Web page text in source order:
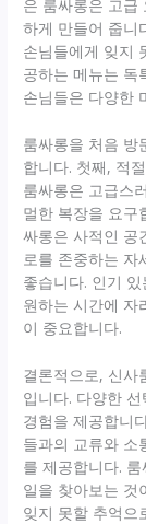
은 룸싸롱은 고급
하게 만들어 줍니
손님들에게 잊지
공하는 메뉴는 독
손님들은 다양한
룸싸롱을 처음 방
합니다. 첫째, 적
룸싸롱은 고급스
멀한 복장을 요구
싸롱은 사적인 공
로를 존중하는 자
좋습니다. 인기
원하는 시간에 자
이 중요합니다.
결론적으로, 신사
입니다. 다양한
경험을 제공합니
들과의 교류와 소
를 제공합니다.
일을 찾아보는 것
잊지 못할 추억으